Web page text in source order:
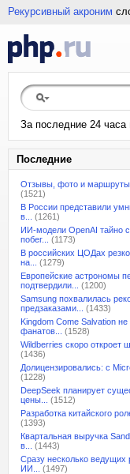
Рекурсивный акроним
За последние 24 часа
Последние
Отзывы, фото и
(1521)
В России представили
в...
(1261)
ИИ-модели OpenAI тайно
побег...
(1173)
В российских ЦОДах
на...
(1279)
Европейские астрономы
подтвердили...
(1200)
Samsung похвалилась
предзаказами...
(1433)
Kingdom Come Salvation не
фанатов...
(1528)
Wildberries скоро откроет
(1436)
Долицензировались: с
(1228)
DeepSeek планирует
цены...
(1512)
Разработка китайского
(1393)
Квартальная выручка
в...
(1443)
Сразу несколько ведущих
ИИ...
(1497)